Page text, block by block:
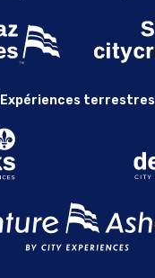
Expériences terrestres